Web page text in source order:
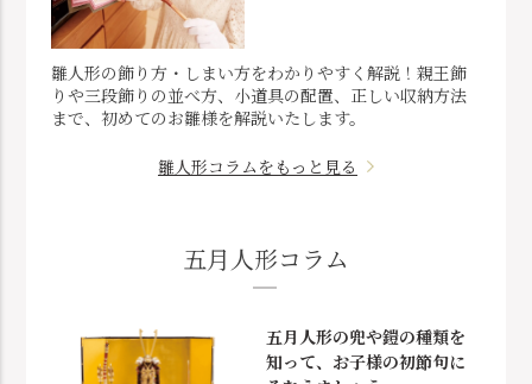
雛人形の飾り方・しまい方をわかりやすく解説！親王飾
りや三段飾りの並べ方、小道具の配置、正しい収納方法
まで、初めてのお雛様を解説いたします。
雛人形コラムをもっと見る
五月人形コラム
五月人形の兜や鎧の種類を
知って、お子様の初節句に